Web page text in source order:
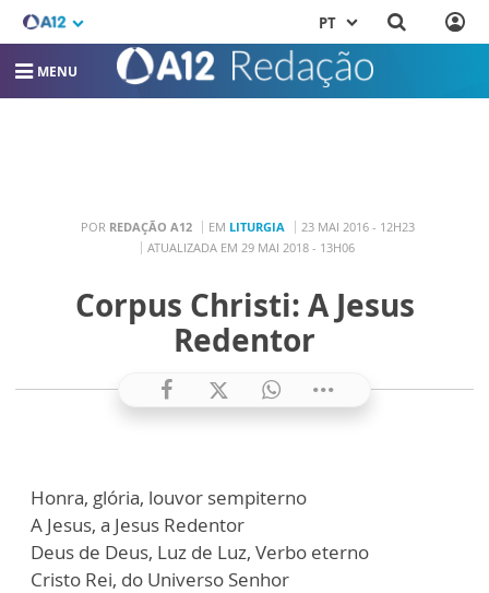
PT
MENU
POR REDAÇÃO A12 EM LITURGIA
23 MAI 2016 - 12H23
ATUALIZADA EM 29 MAI 2018 - 13H06
Corpus Christi: A Jesus
Redentor
Honra, glória, louvor sempiterno
A Jesus, a Jesus Redentor
Deus de Deus, Luz de Luz, Verbo eterno
Cristo Rei, do Universo Senhor